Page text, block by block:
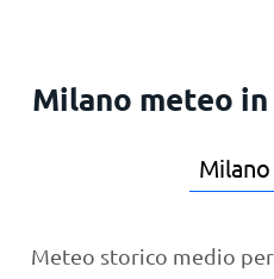
Milano meteo
Meteo storico medio